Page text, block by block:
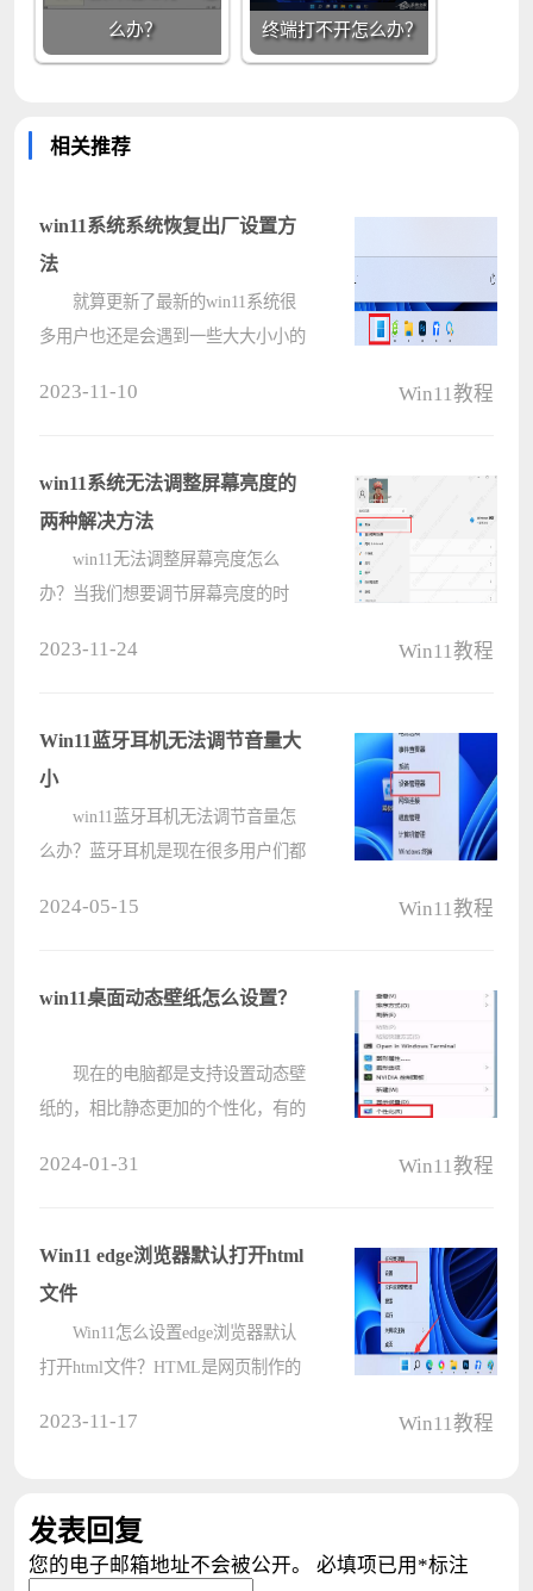
么办？ 终端打不开怎么办？
相关推荐
win11系统系统恢复出厂设置方
法
就算更新了最新的win11系统很
多用户也还是会遇到一些大大小小的
来一起学习下如何操作吧。
win11????
2023-11-10 Win11教程
win11系统无法调整屏幕亮度的
两种解决方法
win11无法调整屏幕亮度怎么
办？当我们想要调节屏幕亮度的时
现了故障，下面小编将为大家介绍
win11无法调????
2023-11-24 Win11教程
Win11蓝牙耳机无法调节音量大
小
win11蓝牙耳机无法调节音量怎
么办？蓝牙耳机是现在很多用户们都
来为用户们来仔细的介绍一下win11
2024-05-15 Win11教程
win11桌面动态壁纸怎么设置？
现在的电脑都是支持设置动态壁
纸的，相比静态更加的个性化，有的
进行操作，也能够直接使用第三方桌
面软????
2024-01-31 Win11教程
Win11 edge浏览器默认打开html
文件
Win11怎么设置edge浏览器默认
打开html文件？HTML是网页制作的
兴趣????
2023-11-17 Win11教程
发表回复
您的电子邮箱地址不会被公开。 必填项已用 *标注